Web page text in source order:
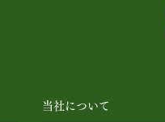
当社について